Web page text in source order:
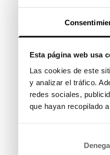
Esta página web usa
Las cookies de este
y analizar el tráfico.
redes sociales,
que hayan recopilado